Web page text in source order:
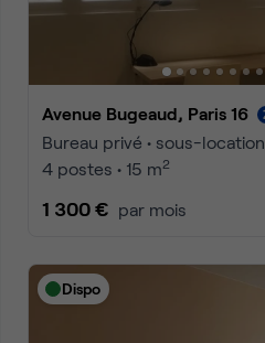
Avenue Bugeaud, Paris 16
Bureau privé • sous-location
4 postes • 15 m2
1 300 € par mois
Dispo